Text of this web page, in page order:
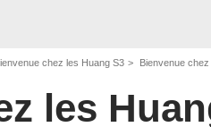
chez les Huang S3 Bienvenue
les